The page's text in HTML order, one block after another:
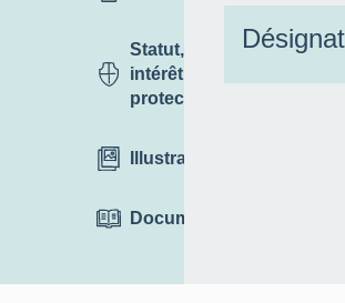
Statut,
intérêt et
protection
Illustrations
Documentation